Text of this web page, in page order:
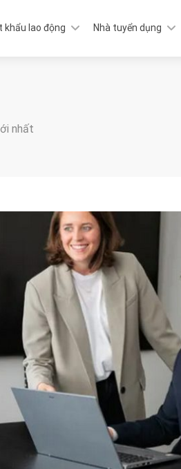
khẩu lao động Nhà tuyển dụng
nhất